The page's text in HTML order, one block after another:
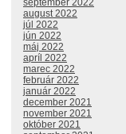
september 2022
august 2022
júl 2022
jún 2022
máj 2022
apríl 2022
marec 2022
február 2022
január 2022
december 2021
november 2021
október 2021